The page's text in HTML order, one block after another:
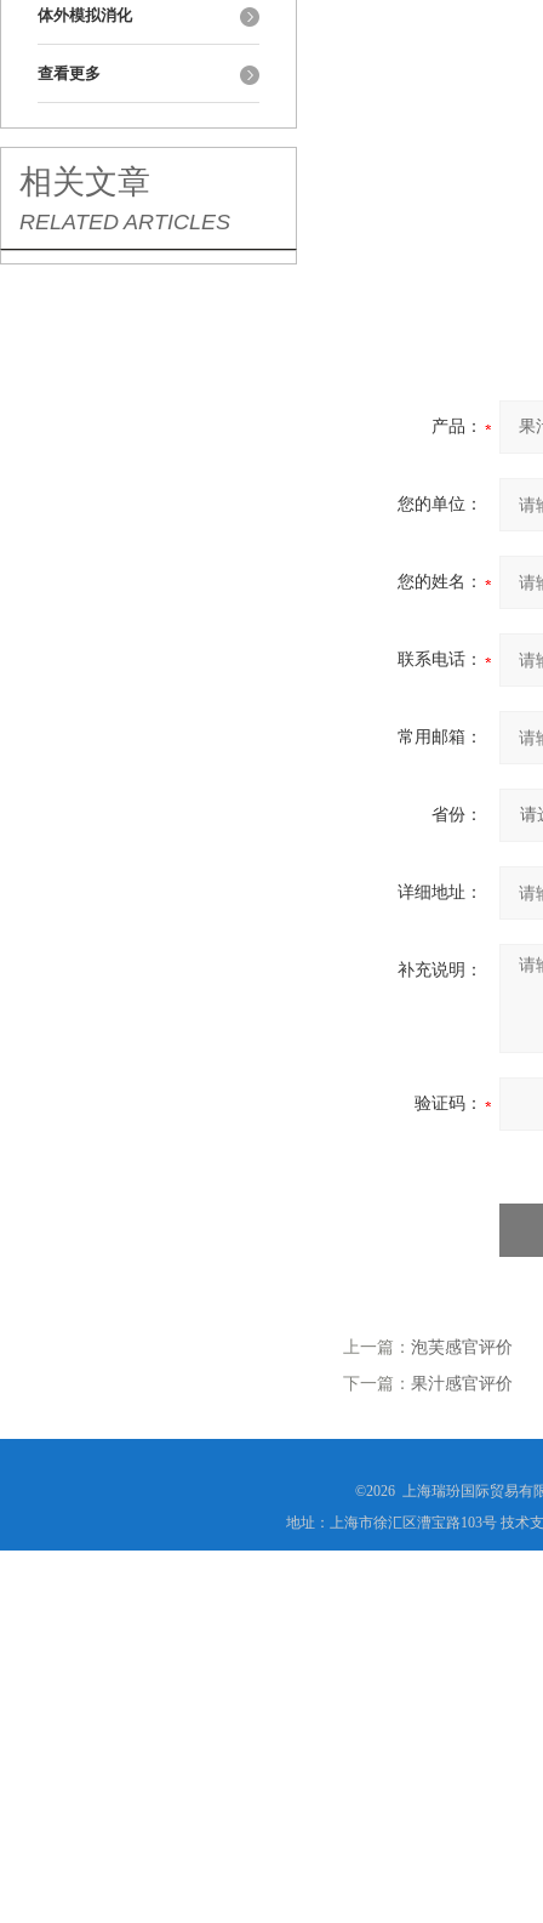
体外模拟消化
查看更多
相关文章
RELATED ARTICLES
产品：
您的单位：
您的姓名：
联系电话：
常用邮箱：
省份：
详细地址：
补充说明：
验证码：
上一篇： 泡芙感官评价
下一篇： 果汁感官评价
©2026 上海瑞玢国际贸易有
地址：上海市徐汇区漕宝路103号 技术